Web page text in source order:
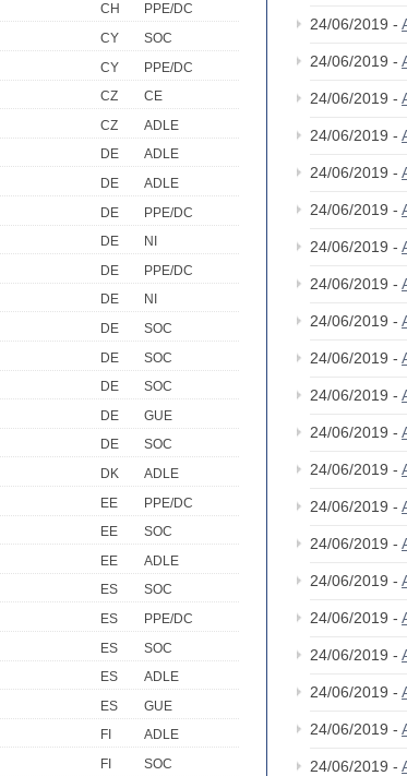
CH
PPE/DC
CY
SOC
CY
PPE/DC
CZ
CE
CZ
ADLE
DE
ADLE
DE
ADLE
DE
PPE/DC
DE
NI
DE
PPE/DC
DE
NI
DE
SOC
DE
SOC
DE
SOC
DE
GUE
DE
SOC
DK
ADLE
EE
PPE/DC
EE
SOC
EE
ADLE
ES
SOC
ES
PPE/DC
ES
SOC
ES
ADLE
ES
GUE
FI
ADLE
FI
SOC
24/06/2019 -
24/06/2019 -
24/06/2019 -
24/06/2019 -
24/06/2019 -
24/06/2019 -
24/06/2019 -
24/06/2019 -
24/06/2019 -
24/06/2019 -
24/06/2019 -
24/06/2019 -
24/06/2019 -
24/06/2019 -
24/06/2019 -
24/06/2019 -
24/06/2019 -
24/06/2019 -
24/06/2019 -
24/06/2019 -
24/06/2019 -